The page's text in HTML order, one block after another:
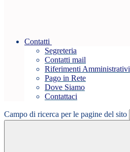
Contatti
Segreteria
Contatti mail
Riferimenti Amministrativi
Pago in Rete
Dove Siamo
Contattaci
Campo di ricerca per le pagine del sito